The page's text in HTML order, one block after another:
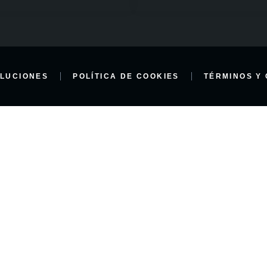
POLÍTICA DE COOKIES TÉRMINOS Y